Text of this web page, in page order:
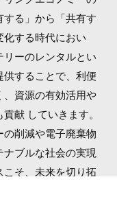
する」から「共有す
化する時代におい
ーのレンタルとい
供することで、利便
、資源の有効活用や
献 していきます。
削減や電子廃棄物
ブルな社会の実現
こそ、未来を切り拓